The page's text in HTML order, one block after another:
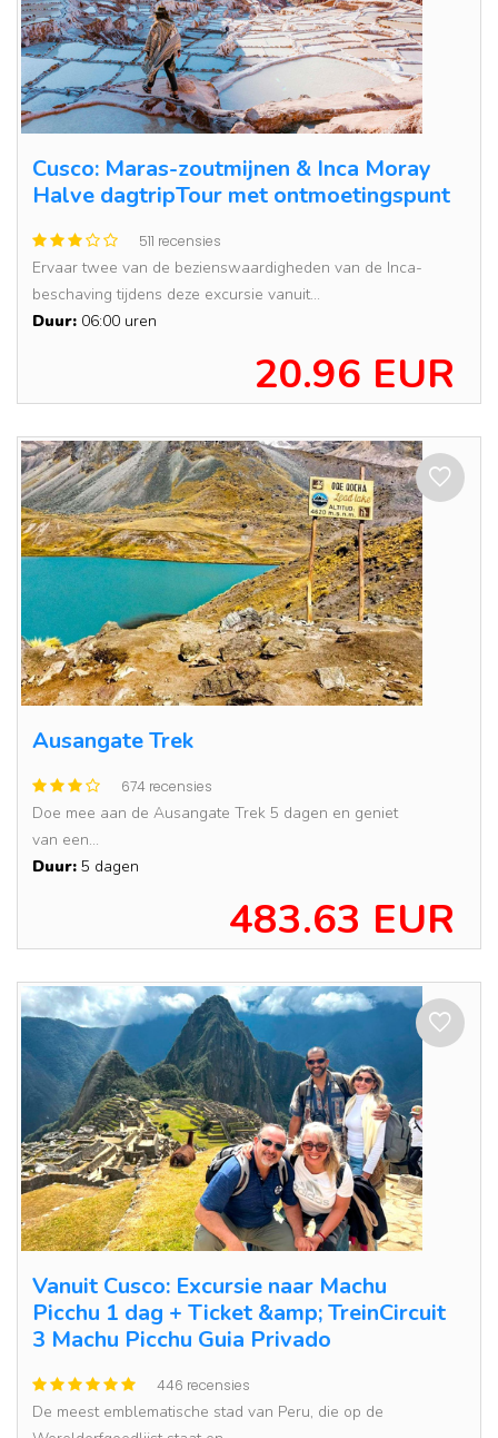
Cusco: Maras-zoutmijnen & Inca Moray
Halve dagtripTour met ontmoetingspunt
511 recensies
Ervaar twee van de bezienswaardigheden van de Inca-
beschaving tijdens deze excursie vanuit...
Duur: 06:00 uren
20.96 EUR
Ausangate Trek
674 recensies
Doe mee aan de Ausangate Trek 5 dagen en geniet
van een...
Duur: 5 dagen
483.63 EUR
Vanuit Cusco: Excursie naar Machu
Picchu 1 dag + Ticket &amp; TreinCircuit
3 Machu Picchu Guia Privado
446 recensies
De meest emblematische stad van Peru, die op de